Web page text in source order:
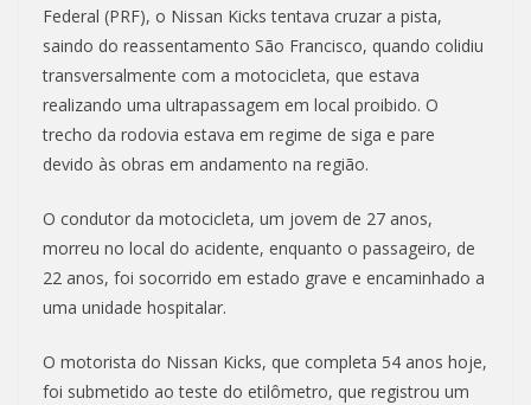
Federal (PRF), o Nissan Kicks tentava cruzar a pista,
saindo do reassentamento São Francisco, quando colidiu
transversalmente com a motocicleta, que estava
realizando uma ultrapassagem em local proibido. O
trecho da rodovia estava em regime de siga e pare
devido às obras em andamento na região.
O condutor da motocicleta, um jovem de 27 anos,
morreu no local do acidente, enquanto o passageiro, de
22 anos, foi socorrido em estado grave e encaminhado a
uma unidade hospitalar.
O motorista do Nissan Kicks, que completa 54 anos hoje,
foi submetido ao teste do etilômetro, que registrou um